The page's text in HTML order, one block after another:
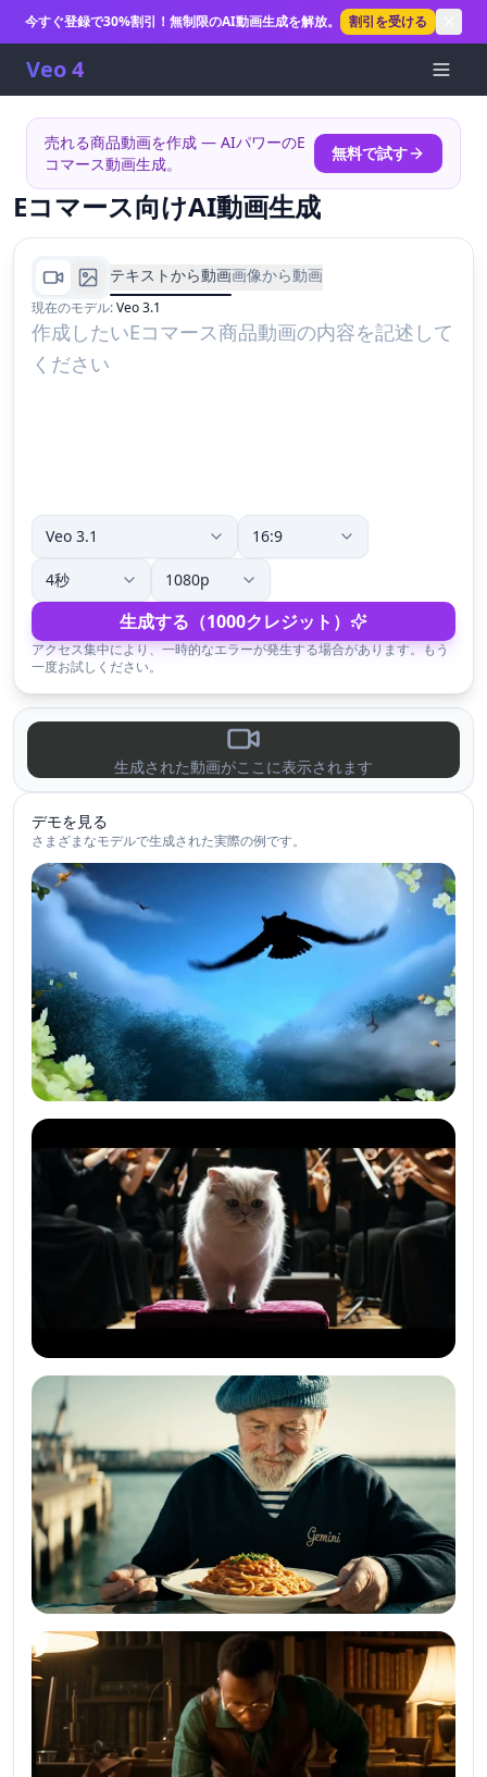
今すぐ登録で30%割引！無制限のAI動画生成を解放。 割引を受ける
Veo 4
売れる商品動画を作成 — AIパワーのE
コマース動画生成。
無料で試す
Eコマース向けAI動画生成
テキストから動画画像から動画
現在のモデル:Veo 3.1
生成する（1000クレジット）
アクセス集中により、一時的なエラーが発生する場合があります。もう
一度お試しください。
生成された動画がここに表示されます
デモを見る
さまざまなモデルで生成された実際の例です。